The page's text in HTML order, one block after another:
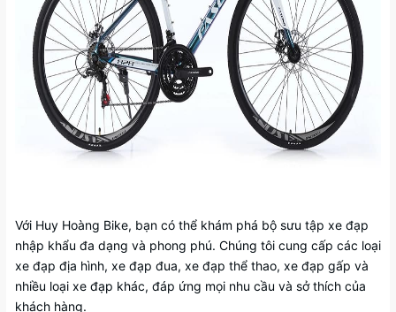
Với Huy Hoàng Bike, bạn có thể khám phá bộ sưu tập xe đạp
nhập khẩu đa dạng và phong phú. Chúng tôi cung cấp các loại
xe đạp địa hình, xe đạp đua, xe đạp thể thao, xe đạp gấp và
nhiều loại xe đạp khác, đáp ứng mọi nhu cầu và sở thích của
khách hàng.